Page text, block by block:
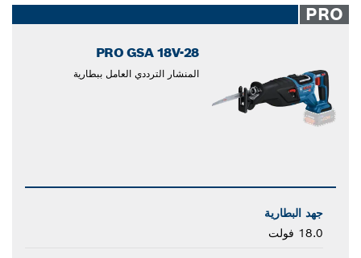
PRO
PRO GSA 18V-28
المنشار الترددي العامل ببطارية
جهد البطارية
18.0 فولت